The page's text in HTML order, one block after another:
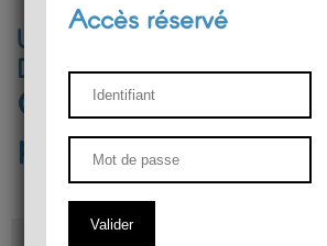
Université de Liège
Département de philosophie
Centre de recherches
phénoménologiques
Accès réservé